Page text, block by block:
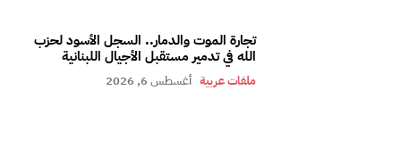
تجارة الموت والدمار.. السجل الأسود لحزب
الله في تدمير مستقبل الأجيال اللبنانية
ملفات عربية أغسطس 6, 2026